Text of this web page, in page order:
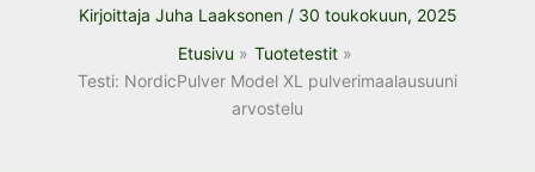
Kirjoittaja Juha Laaksonen / 30 toukokuun, 2025
Etusivu
Tuotetestit
Testi: NordicPulver Model XL pulverimaalausuuni
arvostelu